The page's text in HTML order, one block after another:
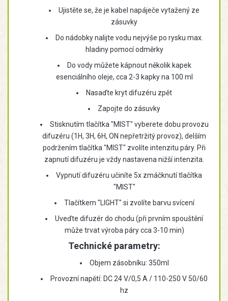
Ujistěte se, že je kabel napáječe vytažený ze
zásuvky
Do nádobky nalijte vodu nejvýše po rysku max.
hladiny pomocí odměrky
Do vody můžete kápnout několik kapek
esenciálního oleje, cca 2-3 kapky na 100 ml
Nasaďte kryt difuzéru zpět
Zapojte do zásuvky
Stisknutím tlačítka "MIST" vyberete dobu provozu
difuzéru (1H, 3H, 6H, ON nepřetržitý provoz), delším
podržením tlačítka "MIST" zvolíte intenzitu páry. Při
zapnutí difuzéru je vždy nastavena nižší intenzita.
Vypnutí difuzéru učiníte 5x zmáčknutí tlačítka
"MIST"
Tlačítkem "LIGHT" si zvolíte barvu svícení
Uveďte difuzér do chodu (při prvním spouštění
může trvat výroba páry cca 3-10 min)
Technické parametry:
Objem zásobníku: 350ml
Provozní napětí: DC 24 V/0,5 A / 110-250 V 50/60
hz